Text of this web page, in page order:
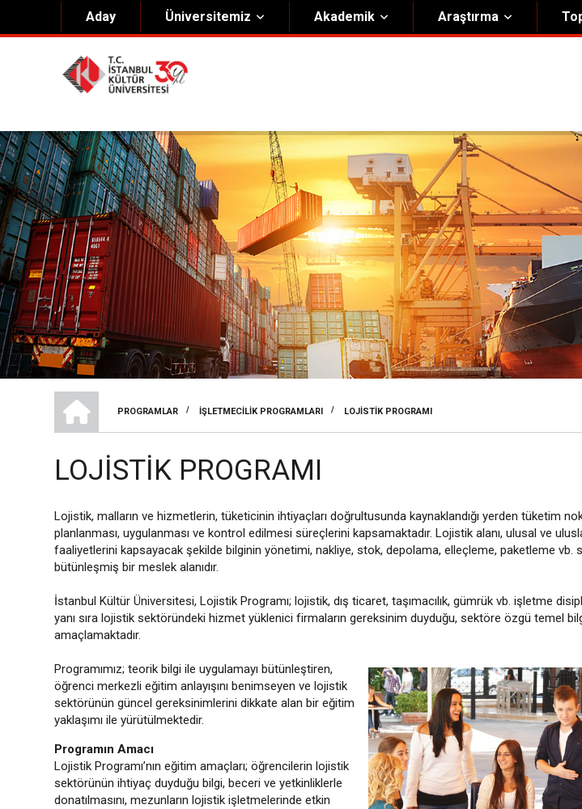
Aday Üniversitemiz
Hakkımızda
Genel Bilgiler
Misyon & Vizyon
Kültür Koleji Vakfı ( KEV )
Akıngüç Ödülü
İKÜ Ödülleri
İdari Birimler
Mevzuat
Onursal Doktora
Rektörlük
Organizasyon Şeması
Akademik Araştırma
SAYFA
YOLU
PROGRAMLAR
/ İŞLETMECILIK PROGRAMLARI / LOJISTIK PROGRAMI
LOJISTIK PROGRAMI
Lojistik, malların ve hizmetlerin, tüketicinin ihtiyaçları doğrultusunda kaynaklandığı yerden tüketim
planlanması, uygulanması ve kontrol edilmesi süreçlerini kapsamaktadır. Lojistik alanı, ulusal ve
faaliyetlerini kapsayacak şekilde bilginin yönetimi, nakliye, stok, depolama, elleçleme, paketleme vb.
bütünleşmiş bir meslek alanıdır.
İstanbul Kültür Üniversitesi, Lojistik Programı; lojistik, dış ticaret, taşımacılık, gümrük vb. işletme
yanı sıra lojistik sektöründeki hizmet yüklenici firmaların gereksinim duyduğu, sektöre özgü temel
amaçlamaktadır.
Programımız; teorik bilgi ile uygulamayı bütünleştiren,
öğrenci merkezli eğitim anlayışını benimseyen ve lojistik
sektörünün güncel gereksinimlerini dikkate alan bir eğitim
yaklaşımı ile yürütülmektedir.
Programın Amacı
Lojistik Programı’nın eğitim amaçları; öğrencilerin lojistik
sektörünün ihtiyaç duyduğu bilgi, beceri ve yetkinliklerle
donatılmasını, mezunların lojistik işletmelerinde etkin